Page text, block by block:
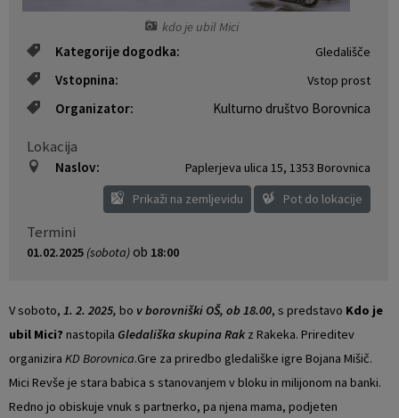
kdo je ubil Mici
Kategorije dogodka: Gledališče
Vstopnina: Vstop prost
Organizator: Kulturno društvo Borovnica
Lokacija
Naslov: Paplerjeva ulica 15, 1353 Borovnica
Prikaži na zemljevidu
Pot do lokacije
Termini
01.02.2025 (sobota) ob 18:00
V soboto, 1. 2. 2025, bo v borovniški OŠ, ob 18.00, s predstavo Kdo je
ubil Mici? nastopila Gledališka skupina Rak z Rakeka. Prireditev
organizira KD Borovnica.Gre za priredbo gledališke igre Bojana Mišič.
Mici Revše je stara babica s stanovanjem v bloku in milijonom na banki.
Redno jo obiskuje vnuk s partnerko, pa njena mama, podjeten
Naselja v občini
Organigram
Varstvo osebnih podatkov
Temeljni akti občine
Strateški dokumenti
Notranja prijava po Zakonu o zaščiti prijaviteljev
Zero waste občina
Predpisi in odloki
Občinski časopis
Proračun občine